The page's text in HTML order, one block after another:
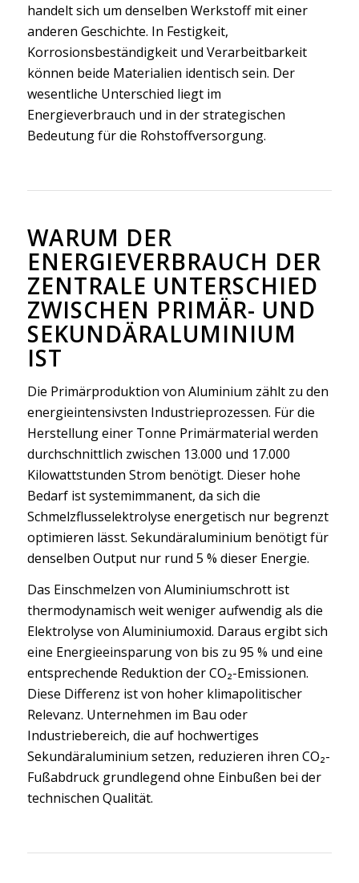
handelt sich um denselben Werkstoff mit einer
anderen Geschichte. In Festigkeit,
Korrosionsbeständigkeit und Verarbeitbarkeit
können beide Materialien identisch sein. Der
wesentliche Unterschied liegt im
Energieverbrauch und in der strategischen
Bedeutung für die Rohstoffversorgung.
WARUM DER
ENERGIEVERBRAUCH DER
ZENTRALE UNTERSCHIED
ZWISCHEN PRIMÄR- UND
SEKUNDÄRALUMINIUM
IST
Die Primärproduktion von Aluminium zählt zu den
energieintensivsten Industrieprozessen. Für die
Herstellung einer Tonne Primärmaterial werden
durchschnittlich zwischen 13.000 und 17.000
Kilowattstunden Strom benötigt. Dieser hohe
Bedarf ist systemimmanent, da sich die
Schmelzflusselektrolyse energetisch nur begrenzt
optimieren lässt. Sekundäraluminium benötigt für
denselben Output nur rund 5 % dieser Energie.
Das Einschmelzen von Aluminiumschrott ist
thermodynamisch weit weniger aufwendig als die
Elektrolyse von Aluminiumoxid. Daraus ergibt sich
eine Energieeinsparung von bis zu 95 % und eine
entsprechende Reduktion der CO₂-Emissionen.
Diese Differenz ist von hoher klimapolitischer
Relevanz. Unternehmen im Bau oder
Industriebereich, die auf hochwertiges
Sekundäraluminium setzen, reduzieren ihren CO₂-
Fußabdruck grundlegend ohne Einbußen bei der
technischen Qualität.